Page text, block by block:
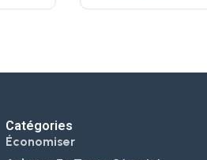
Catégories
Économiser